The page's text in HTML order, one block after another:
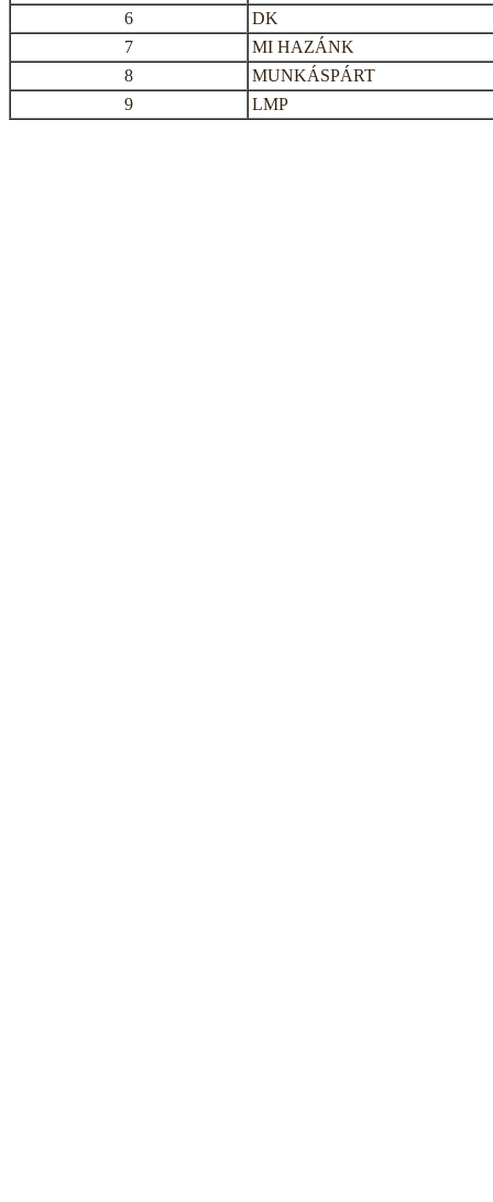
6
DK
7
MI HAZÁNK
8
MUNKÁSPÁRT
9
LMP